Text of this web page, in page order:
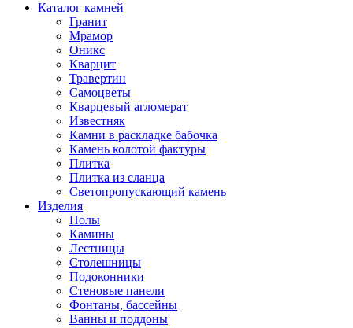
Каталог камней
Гранит
Мрамор
Оникс
Кварцит
Травертин
Самоцветы
Кварцевый агломерат
Известняк
Камни в раскладке бабочка
Камень колотой фактуры
Плитка
Плитка из сланца
Светопропускающий камень
Изделия
Полы
Камины
Лестницы
Столешницы
Подоконники
Стеновые панели
Фонтаны, бассейны
Ванны и поддоны